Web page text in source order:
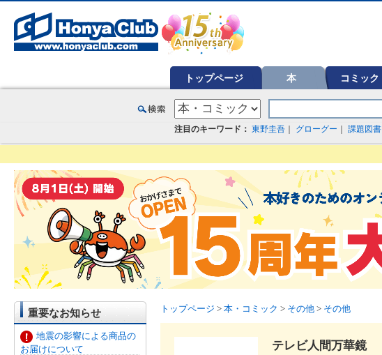
トップページ 本 コミック
注目のキーワード： 東野圭吾 グローグー 課題図書
重要なお知らせ
地震の影響による商品の
お届けについて
トップページ > 本・コミック > その他 > その他
テレビ人間万華鏡